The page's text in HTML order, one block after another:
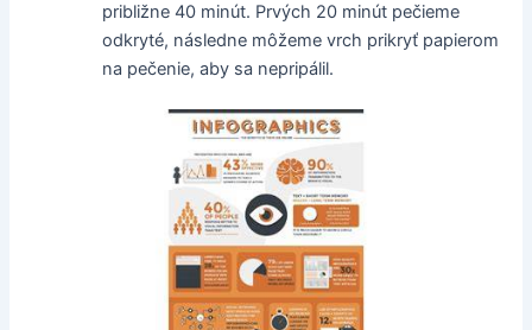
približne 40 minút. Prvých 20 minút pečieme
odkryté, následne môžeme vrch prikryť papierom
na pečenie, aby sa nepripálil.